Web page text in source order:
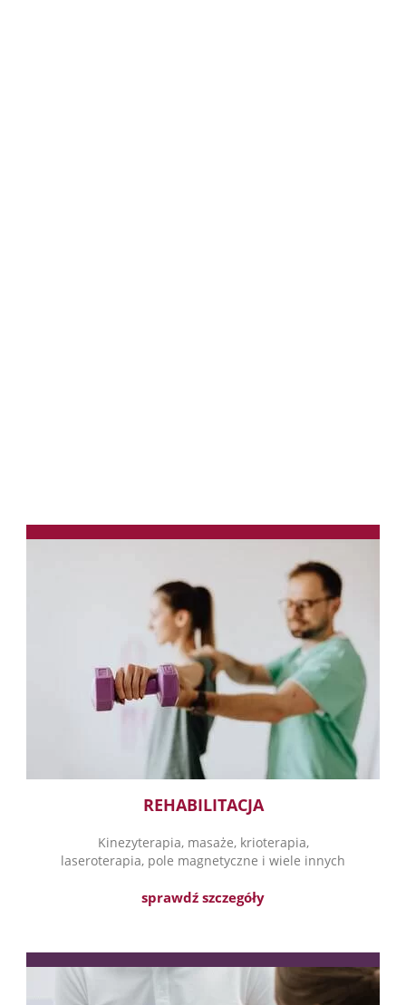
REHABILITACJA
Kinezyterapia, masaże, krioterapia,
laseroterapia, pole magnetyczne i wiele innych
sprawdź szczegóły